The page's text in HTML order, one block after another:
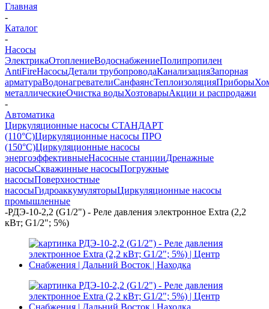
Главная
-
Каталог
-
Насосы
ЭлектрикаОтоплениеВодоснабжениеПолипропилен
AntiFireНасосыДетали трубопроводаКанализацияЗапорная
арматураВодонагревателиСанфаянсТеплоизоляцияПриборы
металлическиеОчистка водыХозтоварыАкции и распродажи
-
Автоматика
Циркуляционные насосы СТАНДАРТ
(110°C)Циркуляционные насосы ПРО
(150°C)Циркуляционные насосы
энергоэффективныеНасосные станцииДренажные
насосыСкважинные насосыПогружные
насосыПоверхностные
насосыГидроаккумуляторыЦиркуляционные насосы
промышленные
-РДЭ-10-2,2 (G1/2") - Реле давления электронное Extra (2,2
кВт; G1/2"; 5%)